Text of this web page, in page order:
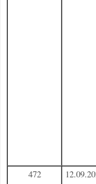
472